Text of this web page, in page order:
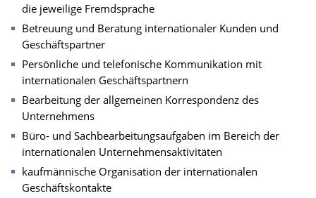
die jeweilige Fremdsprache
Betreuung und Beratung internationaler Kunden und
Geschäftspartner
Persönliche und telefonische Kommunikation mit
internationalen Geschäftspartnern
Bearbeitung der allgemeinen Korrespondenz des
Unternehmens
Büro- und Sachbearbeitungsaufgaben im Bereich der
internationalen Unternehmensaktivitäten
kaufmännische Organisation der internationalen
Geschäftskontakte